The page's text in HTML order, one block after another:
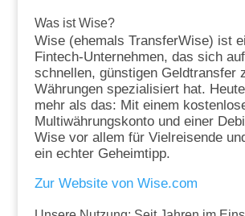
Was ist Wise?
Wise (ehemals TransferWise) ist
Fintech-Unternehmen, das sich
schnellen, günstigen Geldtransfer
Währungen spezialisiert hat.
mehr als das: Mit einem
Multiwährungskonto und einer
Wise vor allem für Vielreisende
ein echter Geheimtipp.
Zur Website von Wise.com